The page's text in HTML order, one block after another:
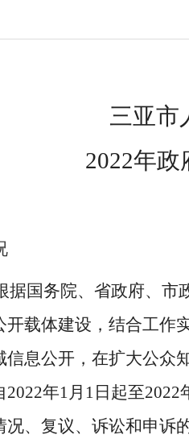
三亚市
2022年
据国务院、省政府、
开载体建设，结合工作
信息公开，在扩大公众
年1月1日起至
况、复议、诉讼和申诉